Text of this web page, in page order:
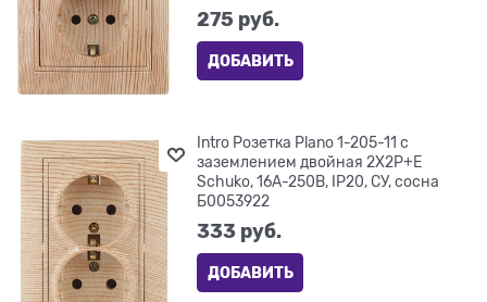
275 руб.
ДОБАВИТЬ
Intro Розетка Plano 1-205-11 с
заземлением двойная 2X2P+E
Schuko, 16А-250В, IP20, СУ, сосна
Б0053922
333 руб.
ДОБАВИТЬ